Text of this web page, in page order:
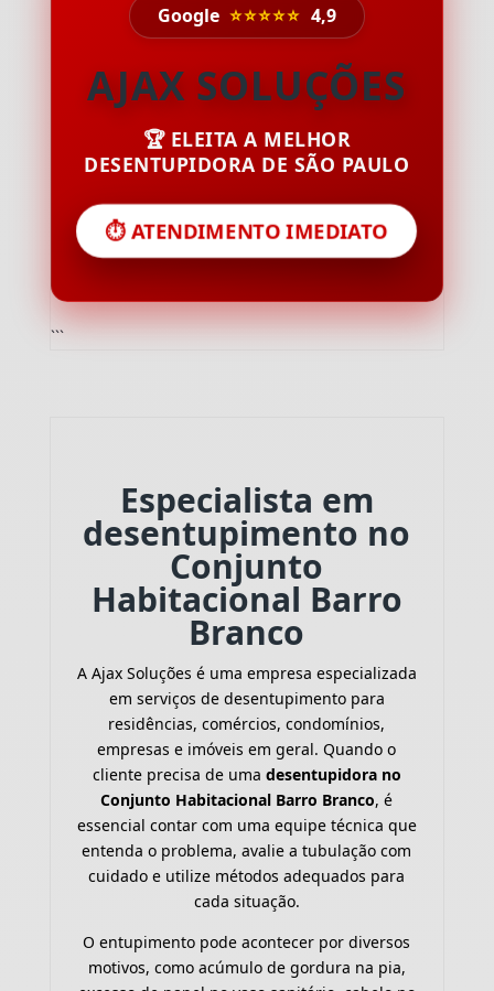
Google ⭐⭐⭐⭐⭐ 4,9
AJAX SOLUÇÕES
🏆 ELEITA A MELHOR
DESENTUPIDORA DE SÃO PAULO
⏱️ ATENDIMENTO IMEDIATO
```
Especialista em
desentupimento no
Conjunto
Habitacional Barro
Branco
A Ajax Soluções é uma empresa especializada
em serviços de desentupimento para
residências, comércios, condomínios,
empresas e imóveis em geral. Quando o
cliente precisa de uma desentupidora no
Conjunto Habitacional Barro Branco, é
essencial contar com uma equipe técnica que
entenda o problema, avalie a tubulação com
cuidado e utilize métodos adequados para
cada situação.
O entupimento pode acontecer por diversos
motivos, como acúmulo de gordura na pia,